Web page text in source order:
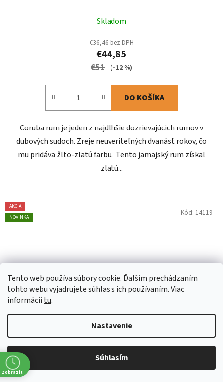
Tento web používa súbory cookie. Ďalším prechádzaním
tohto webu vyjadrujete súhlas s ich používaním. Viac
informáciítu.
Nastavenie
Súhlasím
Skladom
€36,46 bez DPH
€44,85
€51 (–12 %)
DO KOŠÍKA
Coruba rum je jeden z najdlhšie dozrievajúcich rumov v
dubových sudoch. Zreje neuveriteľných dvanásť rokov, čo
mu pridáva žlto-zlatú farbu. Tento jamajský rum získal
zlatú...
AKCIA
NOVINKA
Dictador Game Changer Violet Bottle 40%, 0,7l (čistá
Kód: 14119
Zobraziť